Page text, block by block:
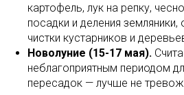
картофель, лук на репку,
посадки и деления земляники,
чистки кустарников и
Новолуние (15-17 мая).
неблагоприятным периодом
пересадок — лучше не